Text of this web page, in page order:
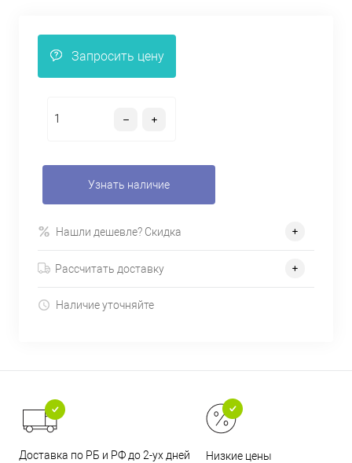
Запросить цену
Узнать наличие
Нашли дешевле? Скидка
Рассчитать доставку
Наличие уточняйте
Доставка по РБ и РФ до 2-ух дней Низкие цены